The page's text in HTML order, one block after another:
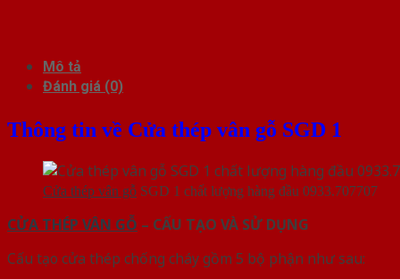
Mô tả
Đánh giá (0)
Thông tin về Cửa thép vân gỗ SGD 1
Cửa thép vân gỗ SGD 1 chất lượng hàng đầu 0933.707707
CỬA THÉP VÂN GỖ – CẤU TẠO VÀ SỬ DỤNG
Cấu tạo cửa thép chống cháy gồm 5 bộ phận như sau: